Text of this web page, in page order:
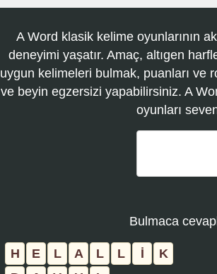
A Word klasik kelime oyunlarının
deneyimi yaşatır. Amaç, altıgen
uygun kelimeleri bulmak, puanları ve
ve beyin egzersizi yapabilirsiniz. A
oyunları
Bulmaca
H E L A L L İ
K